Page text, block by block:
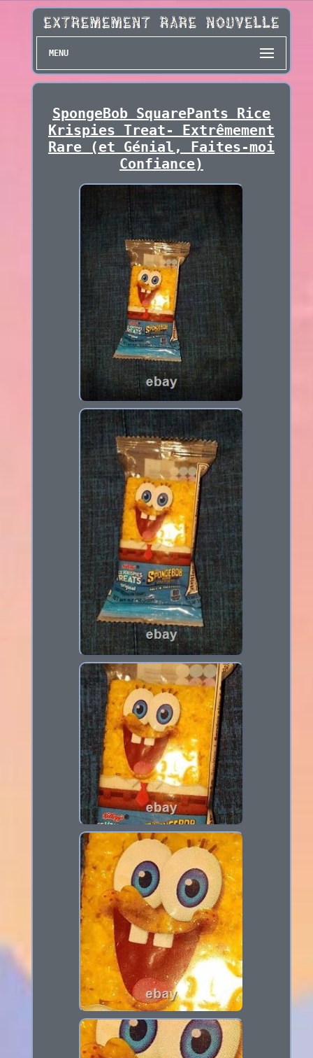
MENU
SpongeBob SquarePants Rice
Krispies Treat- Extrêmement
Rare (et Génial, Faites-moi
Confiance)